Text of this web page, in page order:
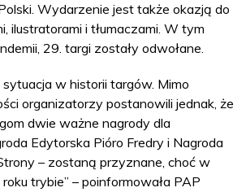
Wydarzenie jest także okazją do
ilustratorami i tłumaczami. W tym
29. targi zostały odwołane.
w historii targów. Mimo
organizatorzy postanowili jednak, że
dwie ważne nagrody dla
Edytorska Pióro Fredry i Nagroda
– zostaną przyznane, choć w
trybie” – poinformowała PAP